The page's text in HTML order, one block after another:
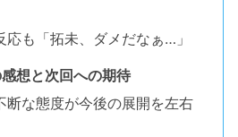
応も「拓未、ダメだなぁ…」
想と次回への期待
断な態度が今後の展開を左右